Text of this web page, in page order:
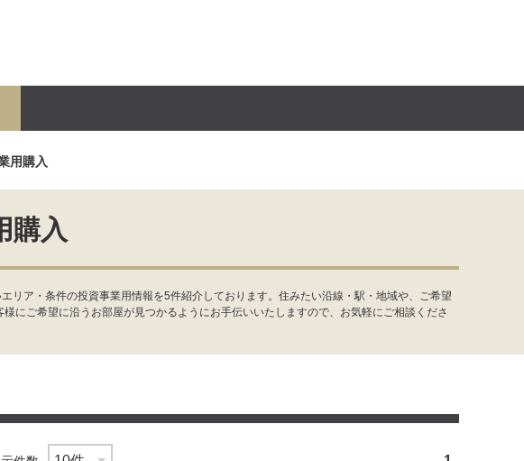
事業投資用
用購入
購入
ア・条件の投資事業用情報を5件紹介しております。住みたい沿線・駅・地域や、ご希望
にご希望に沿うお部屋が見つかるようにお手伝いいたしますので、お気軽にご相談くださ